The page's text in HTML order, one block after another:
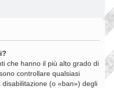
che hanno il più alto grado di
controllare qualsiasi
(o «ban») degli